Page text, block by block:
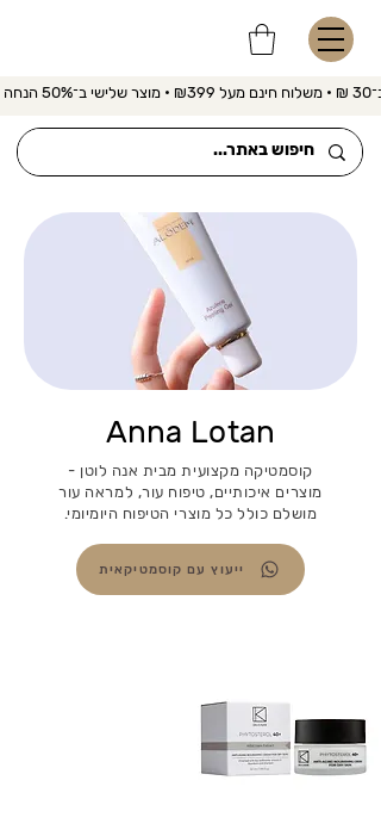
הנחה
Anna Lotan
קוסמטיקה מקצועית מבית אנה לוטן -
מוצרים איכותיים, טיפוח עור, למראה עור
מושלם כולל כל מוצרי הטיפוח היומיומי.
ייעוץ עם קוסמטיקאית